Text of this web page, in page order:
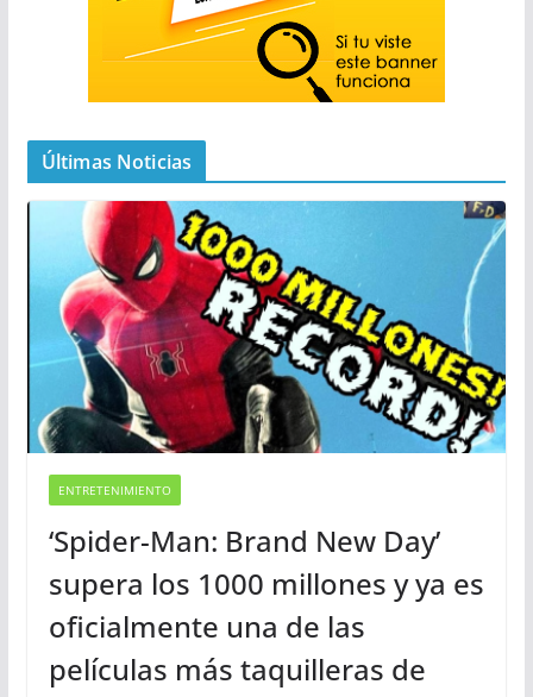
Últimas Noticias
ENTRETENIMIENTO
‘Spider-Man: Brand New Day’
supera los 1000 millones y ya es
oficialmente una de las
películas más taquilleras de